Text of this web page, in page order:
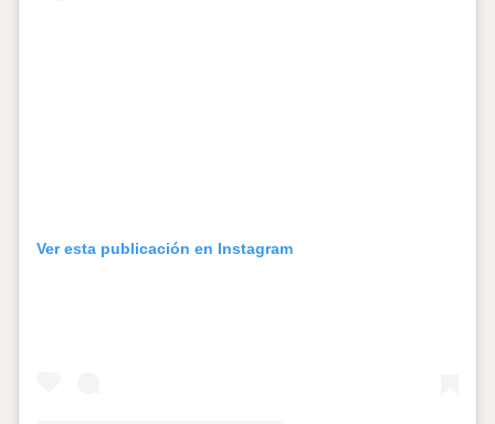
Ver esta publicación en Instagram